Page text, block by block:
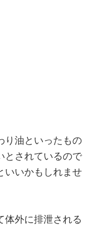
り油といったもの
とされているので
いいかもしれませ
体外に排泄される